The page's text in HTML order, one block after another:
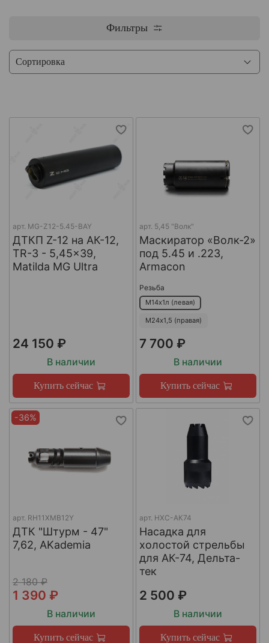
Фильтры
арт. MG-Z12-5.45-BAY
ДТКП Z-12 на АК-12,
TR-3 - 5,45x39,
Matilda MG Ultra
24 150 ₽
В наличии
Купить сейчас
арт. 5,45 "Волк"
Маскиратор «Волк-2»
под 5.45 и .223,
Armacon
Резьба
М14х1л (левая)
М24х1,5 (правая)
7 700 ₽
В наличии
Купить сейчас
-36%
арт. RH11XMB12Y
ДТК "Штурм - 47"
7,62, AKademia
2 180 ₽
1 390 ₽
В наличии
Купить сейчас
арт. НХС-АК74
Насадка для
холостой стрельбы
для АК-74, Дельта-
тек
2 500 ₽
В наличии
Купить сейчас